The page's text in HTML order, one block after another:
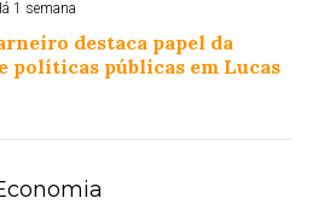
1 semana
destaca papel da
políticas públicas em Lucas